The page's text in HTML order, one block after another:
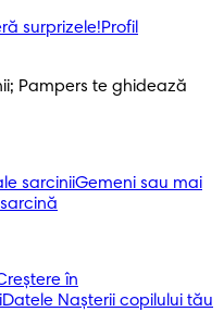
surprizele!​Profil
Pampers te ghidează
sarciniiGemeni sau mai
în
Datele Nașterii copilului tău